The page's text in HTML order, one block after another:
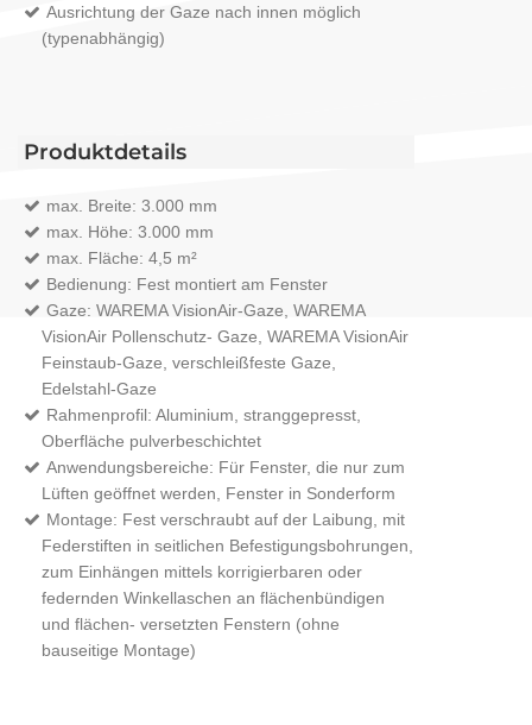
Ausrichtung der Gaze nach innen möglich
(typenabhängig)
Produktdetails
max. Breite: 3.000 mm
max. Höhe: 3.000 mm
max. Fläche: 4,5 m²
Bedienung: Fest montiert am Fenster
Gaze: WAREMA VisionAir-Gaze, WAREMA
VisionAir Pollenschutz- Gaze, WAREMA VisionAir
Feinstaub-Gaze, verschleißfeste Gaze,
Edelstahl-Gaze
Rahmenprofil: Aluminium, stranggepresst,
Oberfläche pulverbeschichtet
Anwendungsbereiche: Für Fenster, die nur zum
Lüften geöffnet werden, Fenster in Sonderform
Montage: Fest verschraubt auf der Laibung, mit
Federstiften in seitlichen Befestigungsbohrungen,
zum Einhängen mittels korrigierbaren oder
federnden Winkellaschen an flächenbündigen
und flächen- versetzten Fenstern (ohne
bauseitige Montage)